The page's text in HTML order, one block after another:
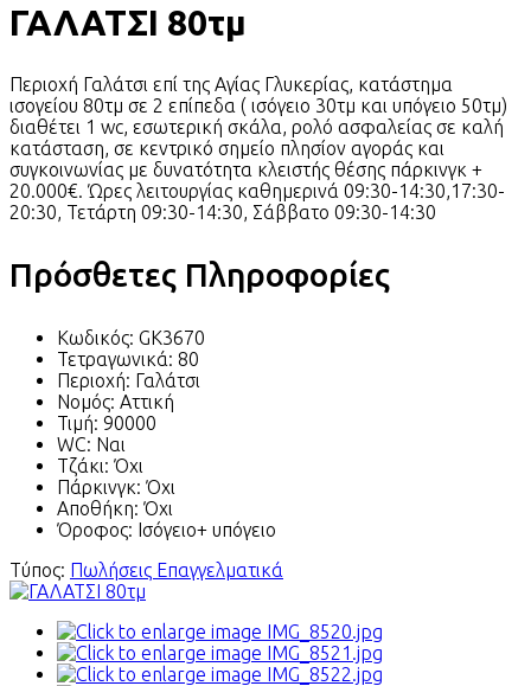
ΓΑΛΑΤΣΙ 80τμ
Περιοχή Γαλάτσι επί της Αγίας Γλυκερίας, κατάστημα
ισογείου 80τμ σε 2 επίπεδα ( ισόγειο 30τμ και υπόγειο 50τμ)
διαθέτει 1 wc, εσωτερική σκάλα, ρολό ασφαλείας σε καλή
κατάσταση, σε κεντρικό σημείο πλησίον αγοράς και
συγκοινωνίας με δυνατότητα κλειστής θέσης πάρκινγκ +
20.000€. Ώρες λειτουργίας καθημερινά 09:30-14:30,17:30-
20:30, Τετάρτη 09:30-14:30, Σάββατο 09:30-14:30
Πρόσθετες Πληροφορίες
Κωδικός: GK3670
Τετραγωνικά: 80
Περιοχή: Γαλάτσι
Νομός: Αττική
Τιμή: 90000
WC: Ναι
Τζάκι: Όχι
Πάρκινγκ: Όχι
Αποθήκη: Όχι
Όροφος: Ισόγειο+ υπόγειο
Τύπος: Πωλήσεις Επαγγελματικά